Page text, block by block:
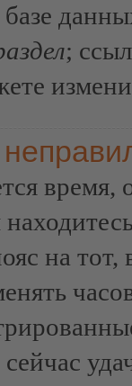
базе
;
время,
на